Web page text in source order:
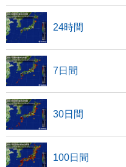
24時間
7日間
30日間
100日間